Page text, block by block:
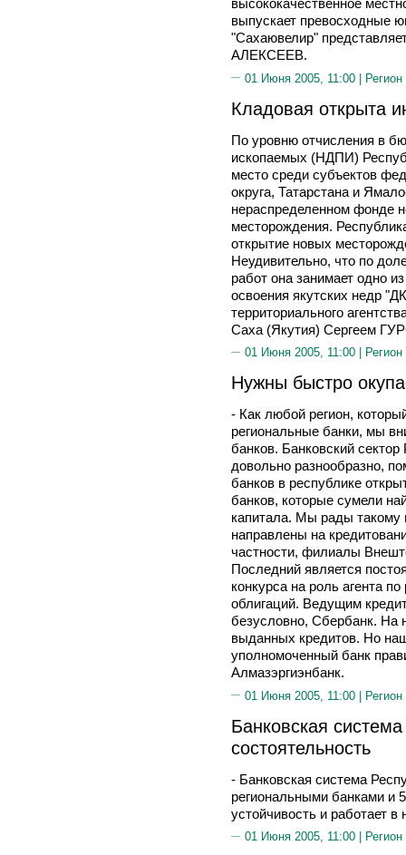
высококачественное
выпускает превосходные
"Сахаювелир"
АЛЕКСЕЕВ.
01 Июня 2005, 11:00 | Регион
Кладовая открыта
По уровню отчисления в
ископаемых (НДПИ)
место среди субъектов
округа, Татарстана и
нераспределенном фонде
месторождения.
открытие новых
Неудивительно, что по
работ она занимает одно
освоения якутских недр
территориального
Саха (Якутия) Сергеем
01 Июня 2005, 11:00 |
Нужны быстро
- Как любой регион,
региональные банки, мы
банков. Банковский
довольно разнообразно,
банков в республике
банков, которые сумели
капитала. Мы рады
направлены на
частности, филиалы
Последний является
конкурса на роль агента
облигаций. Ведущим
безусловно, Сбербанк. На
выданных кредитов. Но
уполномоченный банк
Алмазэргиэнбанк.
01 Июня 2005, 11:00 | Регион
Банковская
состоятельность
- Банковская система
региональными банками и
устойчивость и работает
01 Июня 2005, 11:00 |